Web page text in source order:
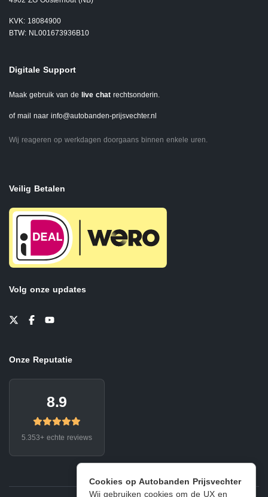
Cookies op Autobanden Prijsvechter
Wij gebruiken cookies om de UX en
KVK: 18084900
BTW: NL001673936B10
Digitale Support
Maak gebruik van de live chat rechtsonderin.
of mail naar info@autobanden-prijsvechter.nl
Wij reageren op werkdagen doorgaans binnen enkele uren.
Veilig Betalen
Volg onze updates
Onze Reputatie
8.9
5.353+ echte reviews